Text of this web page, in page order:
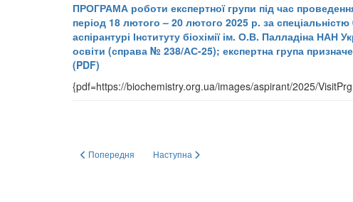
ПРОГРАМА роботи експертної групи під час
період 18 лютого – 20 лютого 2025 р. за
аспірантурі Інституту біохімії ім. О.В. Палладіна НАН
освіти (справа № 238/АС-25); експертна група
(PDF)
{pdf=https://biochemistry.org.ua/images/aspirant/2025/
Попередня стаття: Відкрита зустріч з експертами НАЗЯВО
Попередня Наступна стаття: НАКАЗ НАЗЯВО від 04 лютого
Наступна